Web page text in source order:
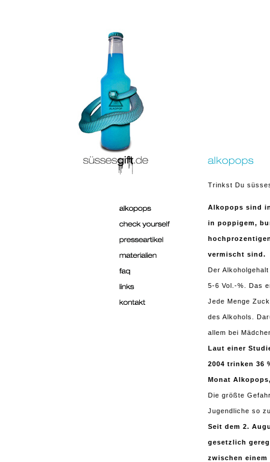
Trinkst Du
Alkopops sind
in poppigem,
vermischt sind.
Der
5-6 Vol.-%. Das
Jede Menge
des Alkohols.
allem bei
Laut einer
2004 trinken 36
Monat
Die größte
Jugendliche so
Seit dem 2.
gesetzlich
zwischen